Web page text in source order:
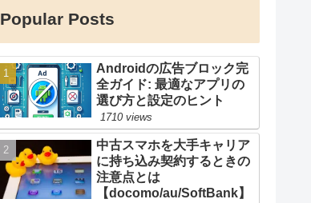
Popular Posts
Androidの広告ブロック完
全ガイド: 最適なアプリの
選び方と設定のヒント
1710 views
中古スマホを大手キャリア
に持ち込み契約するときの
注意点とは
【docomo/au/SoftBank】